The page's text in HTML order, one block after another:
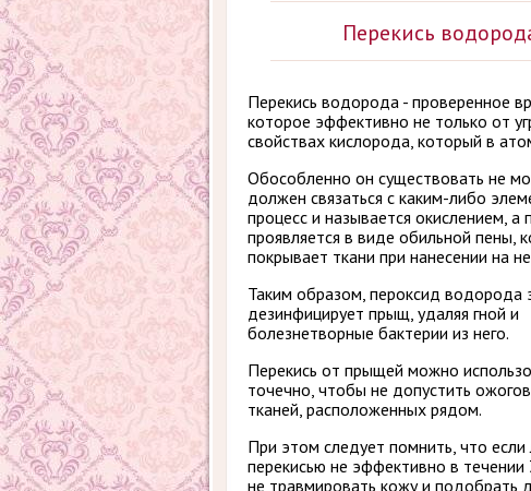
Перекись
Перекись водорода - проверенное
которое эффективно не только от
свойствах кислорода, который в
Обособленно он существовать не
должен связаться с каким-либо
процесс и называется окислением, а
проявляется в виде обильной пены,
покрывает ткани при нанесении на
Таким образом, пероксид водорода
дезинфицирует прыщ, удаляя гной и
болезнетворные бактерии из него.
Перекись от прыщей можно
точечно, чтобы не допустить
тканей, расположенных рядом.
При этом следует помнить, что если
перекисью не эффективно в
не травмировать кожу и подобрать